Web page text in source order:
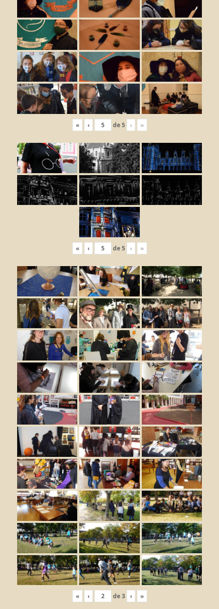
« ‹ de5 › »
« ‹ de5 › »
« ‹ de3 › »